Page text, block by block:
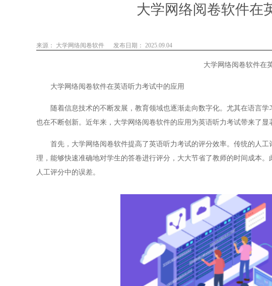
大学网络阅卷软件在
来源： 大学网络阅卷软件 发布日期： 2025.09.04
大学网络阅卷软件在
大学网络阅卷软件在英语听力考试中的应用
随着信息技术的不断发展，教育领域也逐渐走向数字化。尤其在语言学
也在不断创新。近年来，大学网络阅卷软件的应用为英语听力考试带来了显
首先，大学网络阅卷软件提高了英语听力考试的评分效率。传统的人工
理，能够快速准确地对学生的答卷进行评分，大大节省了教师的时间成本
人工评分中的误差。